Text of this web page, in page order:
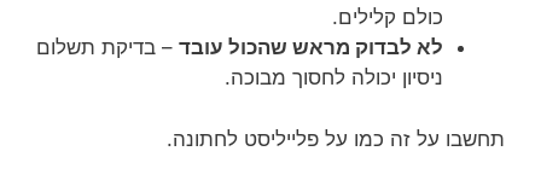
כולם קלילים.
לא לבדוק מראש שהכול עובד – בדיקת תשלום
ניסיון יכולה לחסוך מבוכה.
תחשבו על זה כמו על פלייליסט לחתונה.